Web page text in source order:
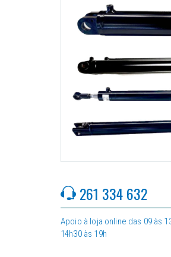
261 334 632
Apoio à loja online das 09 às
14h30 às 19h